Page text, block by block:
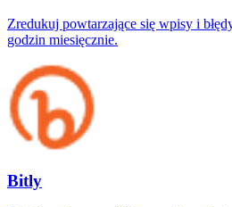
Zredukuj powtarzające się wpisy i
godzin miesięcznie.
Bitly